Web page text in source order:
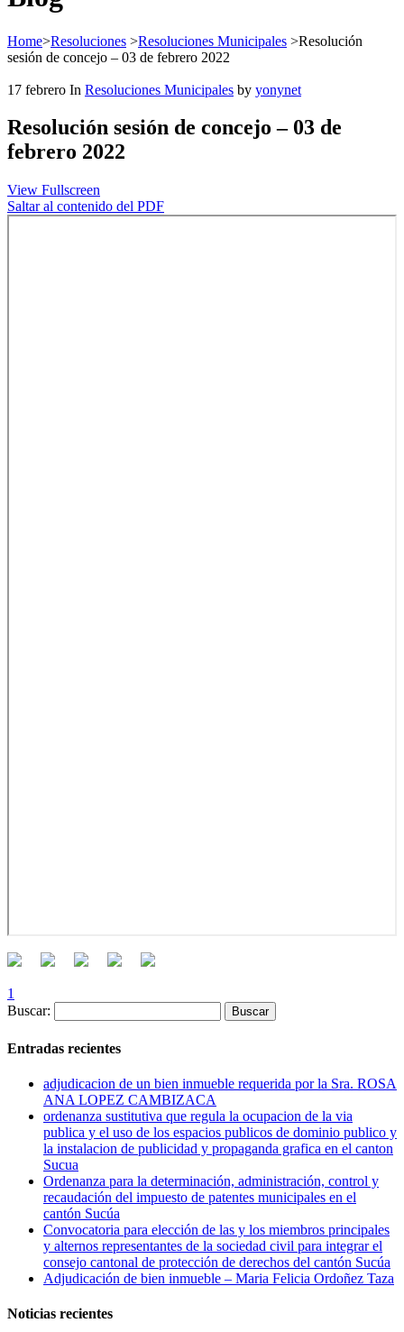
Home>Resoluciones >Resoluciones Municipales >Resolución
sesión de concejo – 03 de febrero 2022
17 febrero In Resoluciones Municipales by yonynet
Resolución sesión de concejo – 03 de
febrero 2022
View Fullscreen
Saltar al contenido del PDF
1
Buscar:
Entradas recientes
adjudicacion de un bien inmueble requerida por la Sra. ROSA
ANA LOPEZ CAMBIZACA
ordenanza sustitutiva que regula la ocupacion de la via
publica y el uso de los espacios publicos de dominio publico y
la instalacion de publicidad y propaganda grafica en el canton
Sucua
Ordenanza para la determinación, administración, control y
recaudación del impuesto de patentes municipales en el
cantón Sucúa
Convocatoria para elección de las y los miembros principales
y alternos representantes de la sociedad civil para integrar el
consejo cantonal de protección de derechos del cantón Sucúa
Adjudicación de bien inmueble – Maria Felicia Ordoñez Taza
Noticias recientes